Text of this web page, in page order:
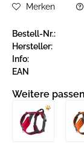
Merken
Bestell-Nr.:
Hersteller:
Info:
EAN
Weitere